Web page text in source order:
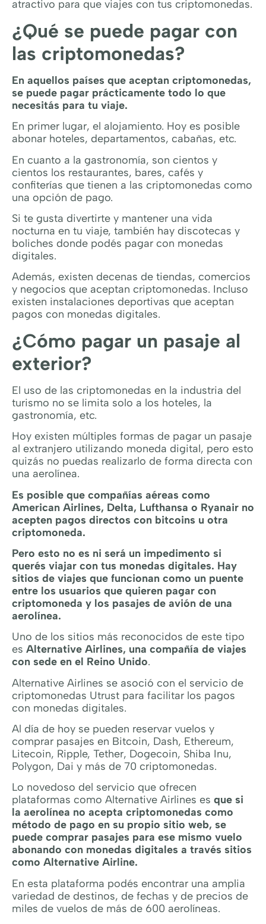
atractivo para que viajes con tus criptomonedas.
¿Qué se puede pagar con
las criptomonedas?
En aquellos países que aceptan criptomonedas,
se puede pagar prácticamente todo lo que
necesitás para tu viaje.
En primer lugar, el alojamiento. Hoy es posible
abonar hoteles, departamentos, cabañas, etc.
En cuanto a la gastronomía, son cientos y
cientos los restaurantes, bares, cafés y
confiterías que tienen a las criptomonedas como
una opción de pago.
Si te gusta divertirte y mantener una vida
nocturna en tu viaje, también hay discotecas y
boliches donde podés pagar con monedas
digitales.
Además, existen decenas de tiendas, comercios
y negocios que aceptan criptomonedas. Incluso
existen instalaciones deportivas que aceptan
pagos con monedas digitales.
¿Cómo pagar un pasaje al
exterior?
El uso de las criptomonedas en la industria del
turismo no se limita solo a los hoteles, la
gastronomía, etc.
Hoy existen múltiples formas de pagar un pasaje
al extranjero utilizando moneda digital, pero esto
quizás no puedas realizarlo de forma directa con
una aerolínea.
Es posible que compañías aéreas como
American Airlines, Delta, Lufthansa o Ryanair no
acepten pagos directos con bitcoins u otra
criptomoneda.
Pero esto no es ni será un impedimento si
querés viajar con tus monedas digitales. Hay
sitios de viajes que funcionan como un puente
entre los usuarios que quieren pagar con
criptomoneda y los pasajes de avión de una
aerolínea.
Uno de los sitios más reconocidos de este tipo
es Alternative Airlines, una compañía de viajes
con sede en el Reino Unido.
Alternative Airlines se asoció con el servicio de
criptomonedas Utrust para facilitar los pagos
con monedas digitales.
Al día de hoy se pueden reservar vuelos y
comprar pasajes en Bitcoin, Dash, Ethereum,
Litecoin, Ripple, Tether, Dogecoin, Shiba Inu,
Polygon, Dai y más de 70 criptomonedas.
Lo novedoso del servicio que ofrecen
plataformas como Alternative Airlines es que si
la aerolínea no acepta criptomonedas como
método de pago en su propio sitio web, se
puede comprar pasajes para ese mismo vuelo
abonando con monedas digitales a través sitios
como Alternative Airline.
En esta plataforma podés encontrar una amplia
variedad de destinos, de fechas y de precios de
miles de vuelos de más de 600 aerolíneas.